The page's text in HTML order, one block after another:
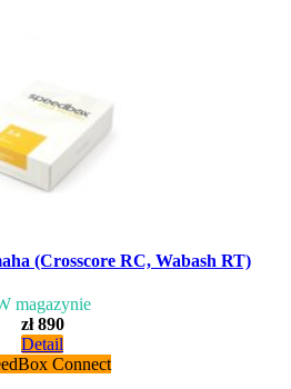
(Crosscore RC, Wabash RT)
magazynie
zł 890
Detail
Connect